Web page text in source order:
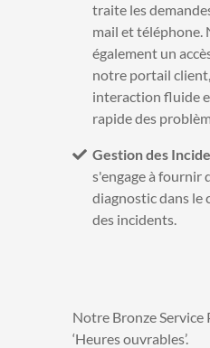
traite les
mail et téléphone.
également un
notre portail
interaction fluide
rapide des
Gestion des
s'engage à fournir
diagnostic dans le
des incidents.
Notre Bronze Service
‘Heures ouvrables’.